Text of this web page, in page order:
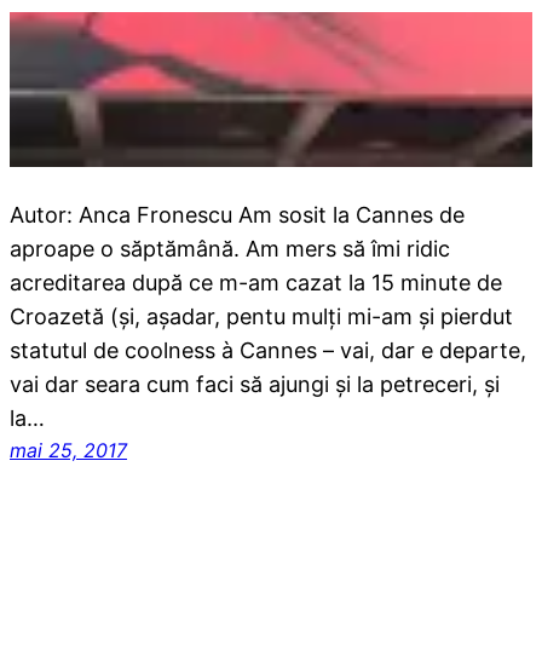
Autor: Anca Fronescu Am sosit la Cannes de
aproape o săptămână. Am mers să îmi ridic
acreditarea după ce m-am cazat la 15 minute de
Croazetă (şi, aşadar, pentu mulţi mi-am şi pierdut
statutul de coolness à Cannes – vai, dar e departe,
vai dar seara cum faci să ajungi şi la petreceri, şi
la…
mai 25, 2017